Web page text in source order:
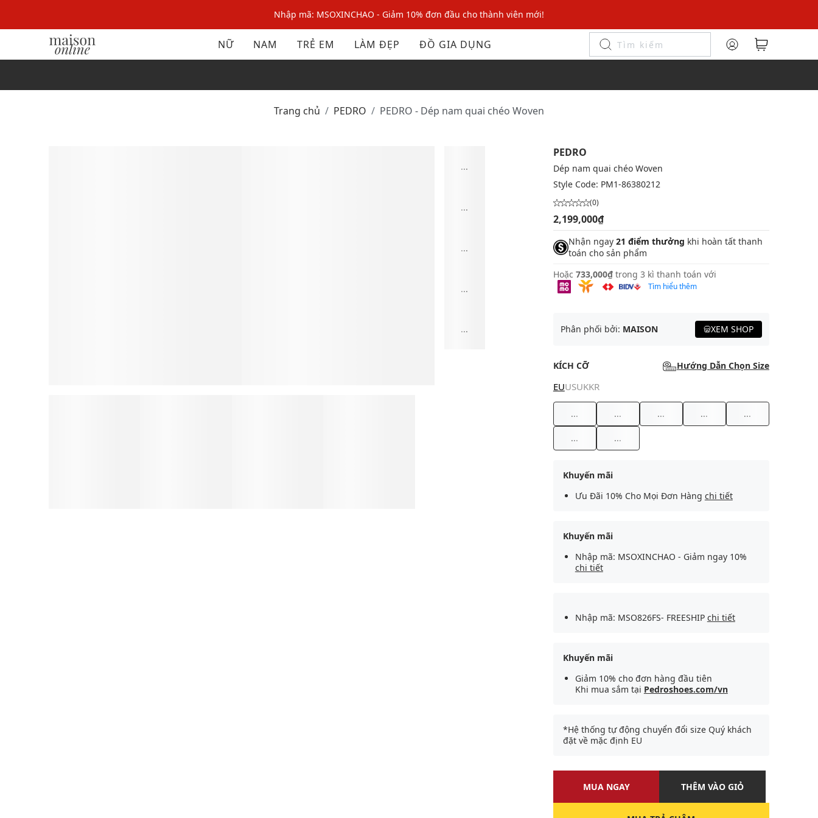
Nhập mã MSOPAY100: giảm ngay 10% khi thanh toán trực tuyến
Nhập mã: MSOXINCHAO - Giảm 10% đơn đầu cho thành viên mới!
Nhập mã MSOPAY100: giảm ngay 10% khi thanh toán trực tuyến
NỮ NAM TRẺ EM LÀM ĐẸP ĐỒ GIA DỤNG
Trang chủ PEDRO PEDRO - Dép nam quai chéo Woven
...
...
...
...
...
PEDRO
Dép nam quai chéo Woven
Style Code: PM1-86380212
(0)
2,199,000₫
Nhận ngay 21 điểm thưởng khi hoàn tất thanh
toán cho sản phẩm
Hoặc 733,000₫ trong 3 kì thanh toán với
Tìm hiểu thêm
Phân phối bởi: MAISON XEM SHOP
KÍCH CỠ Hướng Dẫn Chọn Size
EUUSUKKR
... ... ... ... ...
... ...
Khuyến mãi
Ưu Đãi 10% Cho Mọi Đơn Hàng chi tiết
Khuyến mãi
Nhập mã: MSOXINCHAO - Giảm ngay 10%
chi tiết
Nhập mã: MSO826FS- FREESHIP chi tiết
Khuyến mãi
Giảm 10% cho đơn hàng đầu tiên
Khi mua sắm tại Pedroshoes.com/vn
*Hệ thống tự động chuyển đổi size Quý khách
đặt về mặc định EU
MUA NGAY THÊM VÀO GIỎ